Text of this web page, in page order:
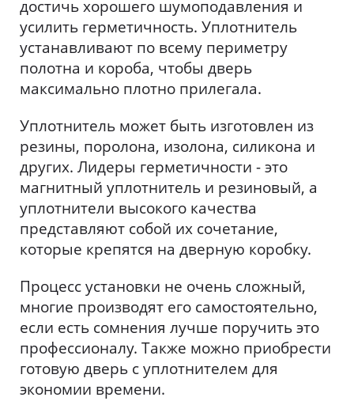
достичь хорошего шумоподавления и
усилить герметичность. Уплотнитель
устанавливают по всему периметру
полотна и короба, чтобы дверь
максимально плотно прилегала.
Уплотнитель может быть изготовлен из
резины, поролона, изолона, силикона и
других. Лидеры герметичности - это
магнитный уплотнитель и резиновый, а
уплотнители высокого качества
представляют собой их сочетание,
которые крепятся на дверную коробку.
Процесс установки не очень сложный,
многие производят его самостоятельно,
если есть сомнения лучше поручить это
профессионалу. Также можно приобрести
готовую дверь с уплотнителем для
экономии времени.